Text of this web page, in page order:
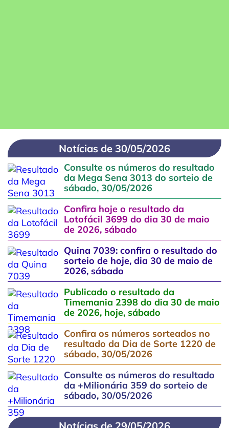
Notícias de 30/05/2026
Consulte os números do resultado
da Mega Sena 3013 do sorteio de
sábado, 30/05/2026
Confira hoje o resultado da
Lotofácil 3699 do dia 30 de maio
de 2026, sábado
Quina 7039: confira o resultado do
sorteio de hoje, dia 30 de maio de
2026, sábado
Publicado o resultado da
Timemania 2398 do dia 30 de maio
de 2026, hoje, sábado
Confira os números sorteados no
resultado da Dia de Sorte 1220 de
sábado, 30/05/2026
Consulte os números do resultado
da +Milionária 359 do sorteio de
sábado, 30/05/2026